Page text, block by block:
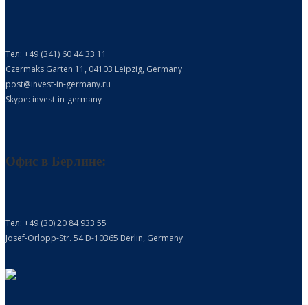
Тел: +49 (341) 60 44 33 11
Czermaks Garten 11, 04103 Leipzig, Germany
post@invest-in-germany.ru
Skype: invest-in-germany
Офис в Берлине:
Тел: +49 (30) 20 84 933 55
Josef-Orlopp-Str. 54 D-10365 Berlin, Germany